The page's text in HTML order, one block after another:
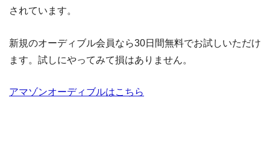
されています。
新規のオーディブル会員なら30日間無料でお試しいただけ
ます。試しにやってみて損はありません。
アマゾンオーディブルはこちら